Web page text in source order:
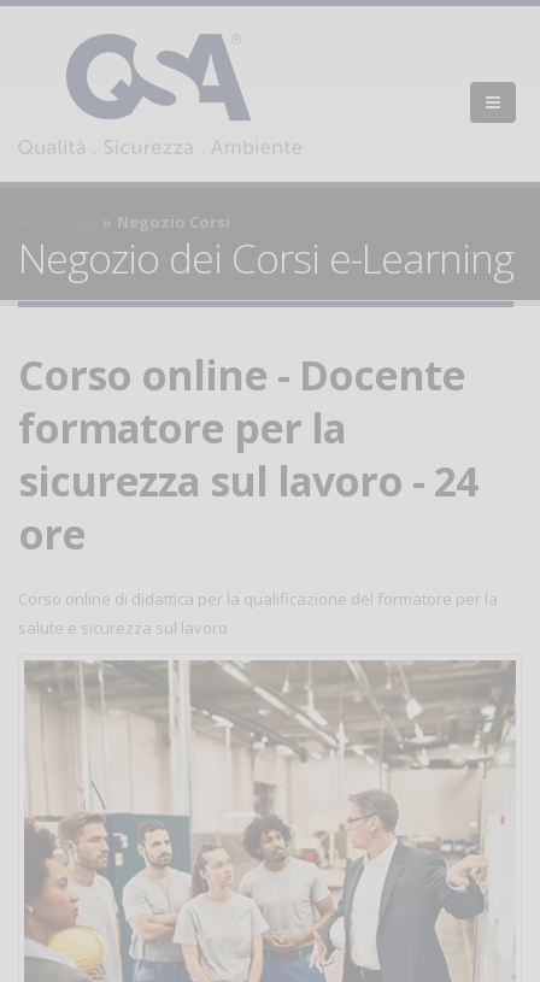
Negozio Corsi
Negozio dei Corsi e-Learning
Corso online - Docente
formatore per la
sicurezza sul lavoro - 24
ore
Corso online di didattica per la qualificazione del formatore per la
salute e sicurezza sul lavoro